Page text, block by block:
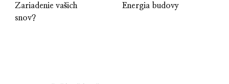
Zariadenie vašich
snov?
Energia budovy